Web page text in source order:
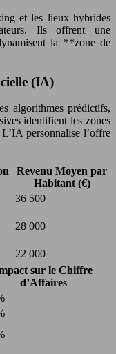
et les lieux hybrides
Ils offrent une
la **zone de
(IA)
algorithmes prédictifs,
identifient les zones
personnalise l’offre
Revenu Moyen par
Habitant (€)
36 500
28 000
22 000
sur le Chiffre
d’Affaires